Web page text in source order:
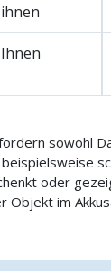
ihnen
Ihnen
sowohl
oder
Objekt im